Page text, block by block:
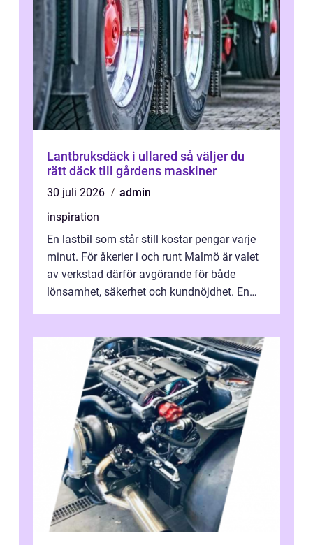
Lantbruksdäck i ullared så väljer du
rätt däck till gårdens maskiner
30 juli 2026
admin
inspiration
En lastbil som står still kostar pengar varje
minut. För åkerier i och runt Malmö är valet
av verkstad därför avgörande för både
lönsamhet, säkerhet och kundnöjdhet. En